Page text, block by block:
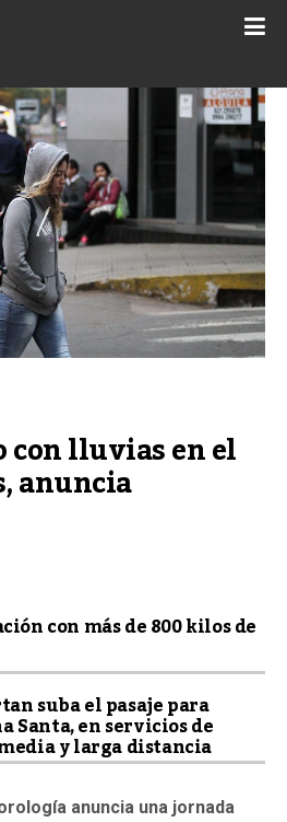
con lluvias en el
anuncia
con más de 800 kilos de
suba el pasaje para
Santa, en servicios de
y larga distancia
anuncia una jornada